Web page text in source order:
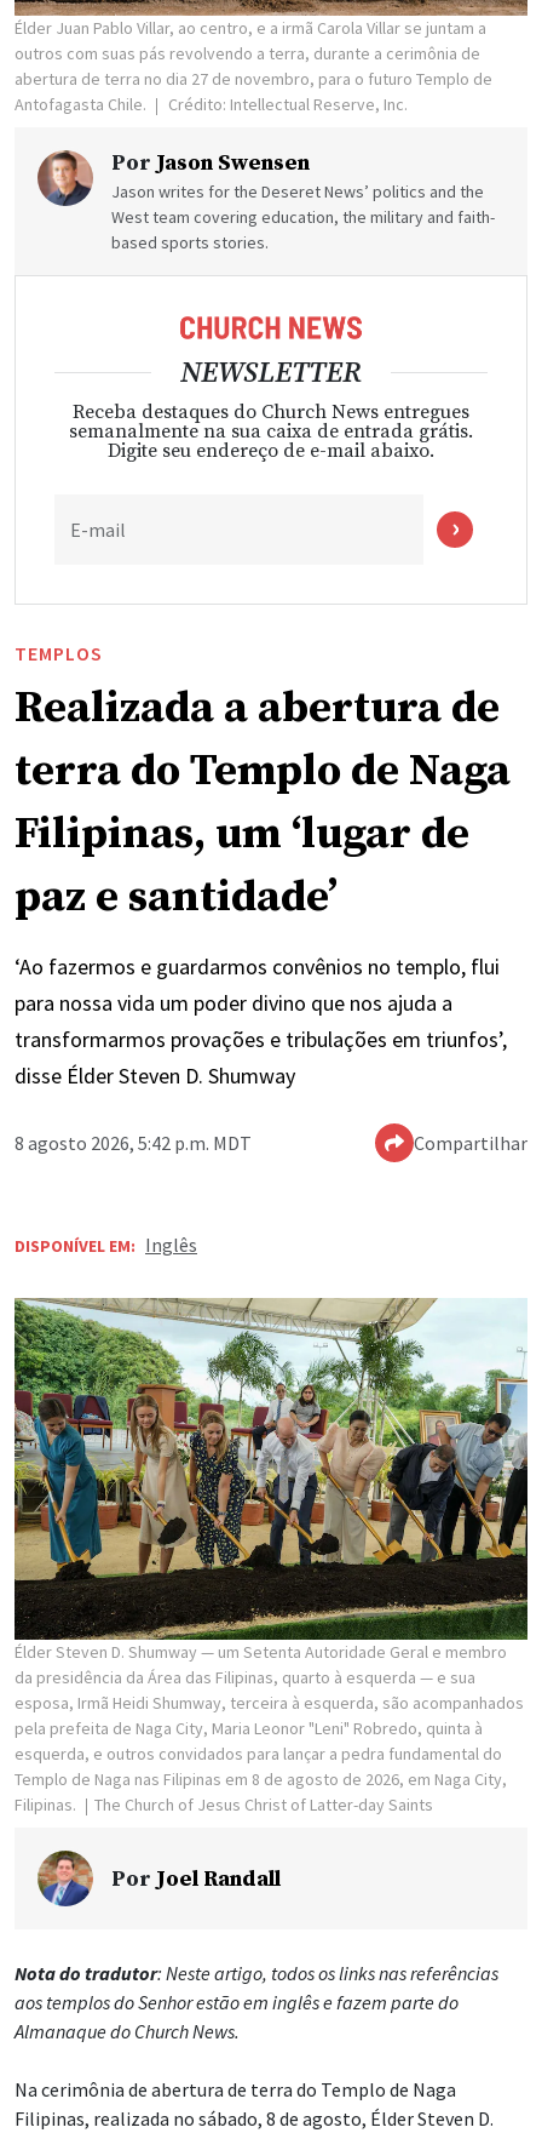
Élder Juan Pablo Villar, ao centro, e a irmã Carola Villar se juntam a
outros com suas pás revolvendo a terra, durante a cerimônia de
abertura de terra no dia 27 de novembro, para o futuro Templo de
Antofagasta Chile.
Crédito: Intellectual Reserve, Inc.
Por Jason Swensen
Jason writes for the Deseret News’ politics and the
West team covering education, the military and faith-
based sports stories.
NEWSLETTER
Receba destaques do Church News entregues
semanalmente na sua caixa de entrada grátis.
Digite seu endereço de e-mail abaixo.
E-mail
TEMPLOS
Realizada a abertura de
terra do Templo de Naga
Filipinas, um ‘lugar de
paz e santidade’
‘Ao fazermos e guardarmos convênios no templo, flui
para nossa vida um poder divino que nos ajuda a
transformarmos provações e tribulações em triunfos’,
disse Élder Steven D. Shumway
8 agosto 2026, 5:42 p.m. MDT Compartilhar
DISPONÍVEL EM: Inglês
Élder Steven D. Shumway — um Setenta Autoridade Geral e membro
da presidência da Área das Filipinas, quarto à esquerda — e sua
esposa, Irmã Heidi Shumway, terceira à esquerda, são acompanhados
pela prefeita de Naga City, Maria Leonor "Leni" Robredo, quinta à
esquerda, e outros convidados para lançar a pedra fundamental do
Templo de Naga nas Filipinas em 8 de agosto de 2026, em Naga City,
Filipinas.
The Church of Jesus Christ of Latter-day Saints
Por Joel Randall
Nota do tradutor: Neste artigo, todos os links nas referências
aos templos do Senhor estão em inglês e fazem parte do
Almanaque do Church News.
Na cerimônia de abertura de terra do Templo de Naga
Filipinas, realizada no sábado, 8 de agosto, Élder Steven D.